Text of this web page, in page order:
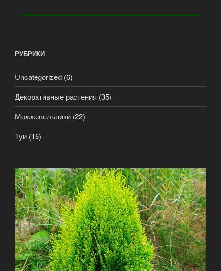
РУБРИКИ
Uncategorized (6)
Декоративные растения (35)
Можжевельники (22)
Туи (15)